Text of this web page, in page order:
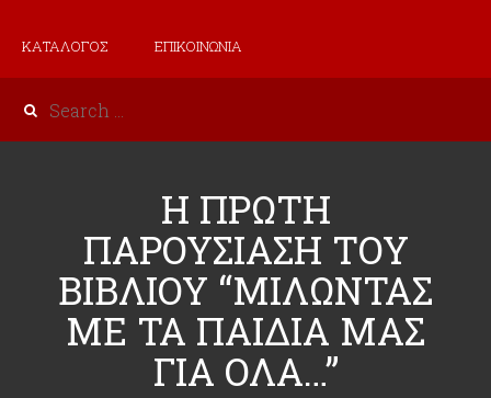
ΚΑΤΑΛΟΓΟΣ ΕΠΙΚΟΙΝΩΝΙΑ
Η ΠΡΩΤΗ
ΠΑΡΟΥΣΙΑΣΗ ΤΟΥ
ΒΙΒΛΙΟΥ “ΜΙΛΩΝΤΑΣ
ΜΕ ΤΑ ΠΑΙΔΙΑ ΜΑΣ
ΓΙΑ ΟΛΑ…”